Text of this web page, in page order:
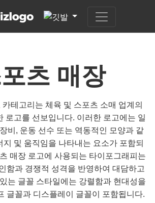
츠 매장
테고리는 체육 및 스포츠 소매 업계의
로고를 선보입니다. 이러한 로고에는 일
비, 운동 선수 또는 역동적인 모양과 같
지 및 움직임을 나타내는 요소가 포함되
매장 로고에 사용되는 타이포그래피는
함과 경쟁적 성격을 반영하여 대담하고
는 글꼴 스타일에는 강렬함과 현대성을
글꼴과 디스플레이 글꼴이 포함됩니다.